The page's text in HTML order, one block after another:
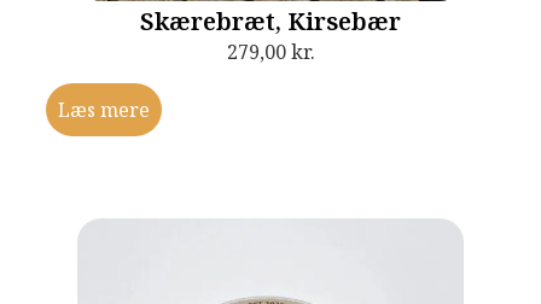
Skærebræt, Kirsebær
279,00kr.
Læs mere